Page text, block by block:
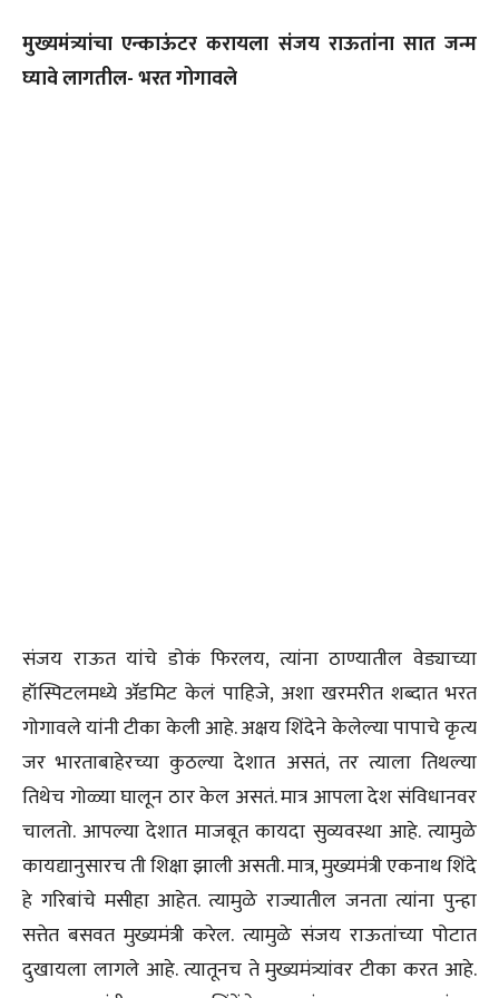
मुख्यमंत्र्यांचा एन्काऊंटर करायला संजय राऊतांना सात जन्म
घ्यावे लागतील- भरत गोगावले
संजय राऊत यांचे डोकं फिरलय, त्यांना ठाण्यातील वेड्याच्या
हॉस्पिटलमध्ये ॲडमिट केलं पाहिजे, अशा खरमरीत शब्दात भरत
गोगावले यांनी टीका केली आहे. अक्षय शिंदेने केलेल्या पापाचे कृत्य
जर भारताबाहेरच्या कुठल्या देशात असतं, तर त्याला तिथल्या
तिथेच गोळ्या घालून ठार केल असतं. मात्र आपला देश संविधानवर
चालतो. आपल्या देशात माजबूत कायदा सुव्यवस्था आहे. त्यामुळे
कायद्यानुसारच ती शिक्षा झाली असती. मात्र, मुख्यमंत्री एकनाथ शिंदे
हे गरिबांचे मसीहा आहेत. त्यामुळे राज्यातील जनता त्यांना पुन्हा
सत्तेत बसवत मुख्यमंत्री करेल. त्यामुळे संजय राऊतांच्या पोटात
दुखायला लागले आहे. त्यातूनच ते मुख्यमंत्र्यांवर टीका करत आहे.